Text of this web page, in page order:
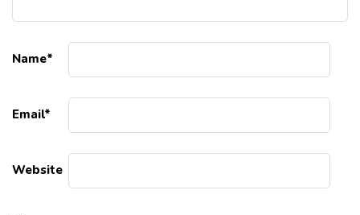
Name*
Email*
Website